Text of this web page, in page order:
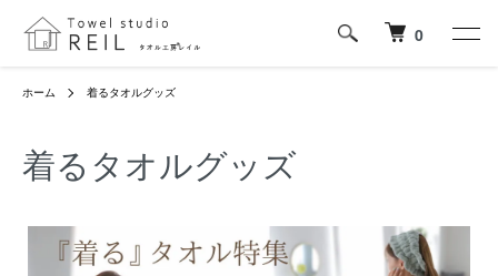
0
ホーム 着るタオルグッズ
着るタオルグッズ